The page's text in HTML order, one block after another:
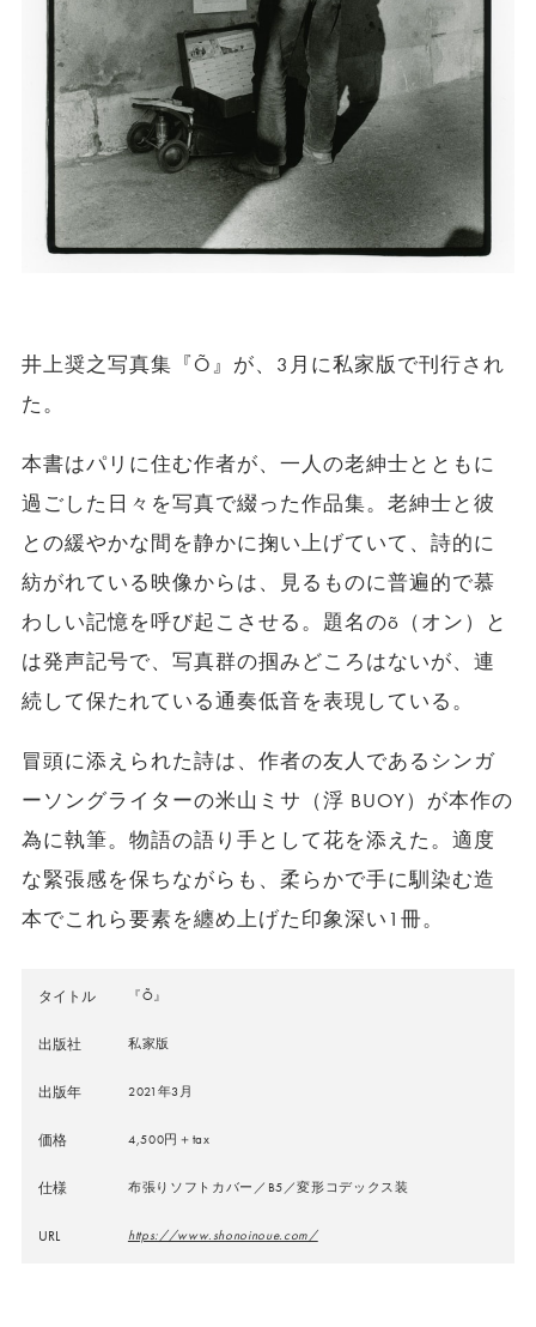
井上奨之写真集『Õ』が、3月に私家版で刊行され
た。
本書はパリに住む作者が、一人の老紳士とともに
過ごした日々を写真で綴った作品集。老紳士と彼
との緩やかな間を静かに掬い上げていて、詩的に
紡がれている映像からは、見るものに普遍的で慕
わしい記憶を呼び起こさせる。題名のõ（オン）と
は発声記号で、写真群の掴みどころはないが、連
続して保たれている通奏低音を表現している。
冒頭に添えられた詩は、作者の友人であるシンガ
ーソングライターの米山ミサ（浮 BUOY）が本作の
為に執筆。物語の語り手として花を添えた。適度
な緊張感を保ちながらも、柔らかで手に馴染む造
本でこれら要素を纏め上げた印象深い1冊。
タイトル 『Õ』
出版社 私家版
出版年 2021年3月
価格 4,500円＋tax
仕様 布張りソフトカバー／B5／変形コデックス装
URL https://www.shonoinoue.com/